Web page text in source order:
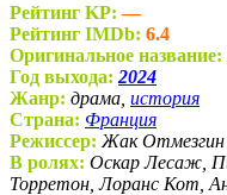
Рейтинг KP: —
Рейтинг IMDb: 6.4
Оригинальное название:
Год выхода: 2024
Жанр: драма, история
Страна: Франция
Режиссер: Жак Отмезгин
В ролях: Оскар Лесаж,
Торретон, Лоранс Кот,